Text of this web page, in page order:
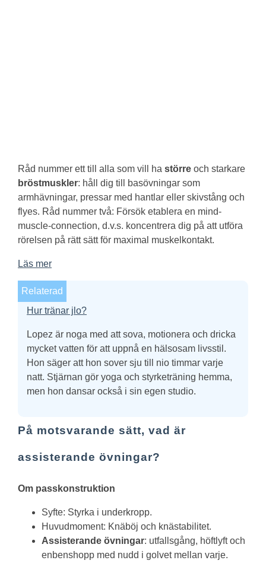
Råd nummer ett till alla som vill ha större och starkare
bröstmuskler: håll dig till basövningar som
armhävningar, pressar med hantlar eller skivstång och
flyes. Råd nummer två: Försök etablera en mind-
muscle-connection, d.v.s. koncentrera dig på att utföra
rörelsen på rätt sätt för maximal muskelkontakt.
Läs mer
Relaterad
Hur tränar jlo?
Lopez är noga med att sova, motionera och dricka
mycket vatten för att uppnå en hälsosam livsstil.
Hon säger att hon sover sju till nio timmar varje
natt. Stjärnan gör yoga och styrketräning hemma,
men hon dansar också i sin egen studio.
På motsvarande sätt, vad är
assisterande övningar?
Om passkonstruktion
Syfte: Styrka i underkropp.
Huvudmoment: Knäböj och knästabilitet.
Assisterande övningar: utfallsgång, höftlyft och
enbenshopp med nudd i golvet mellan varje.